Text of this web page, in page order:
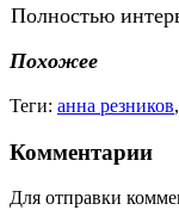
Полностью
Похожее
Теги: анна резников,
Комментарии
Для отправки